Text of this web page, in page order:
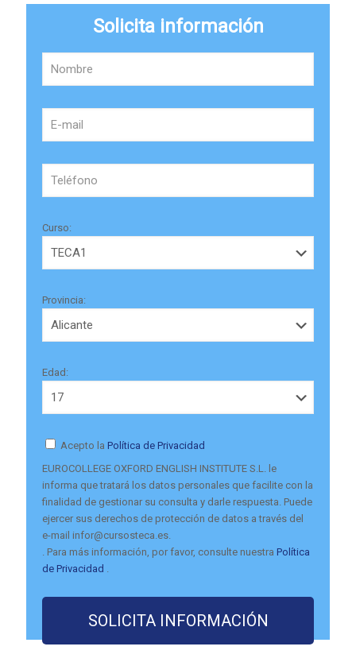
Solicita información
Curso:
Provincia:
Edad:
Acepto la Política de Privacidad
EUROCOLLEGE OXFORD ENGLISH INSTITUTE S.L. le
informa que tratará los datos personales que facilite con la
finalidad de gestionar su consulta y darle respuesta. Puede
ejercer sus derechos de protección de datos a través del
e-mail infor@cursosteca.es.
. Para más información, por favor, consulte nuestra Política
de Privacidad .